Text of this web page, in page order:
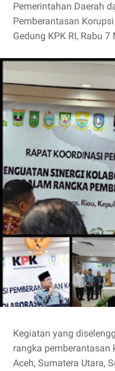
Pemerintahan Daerah
Pemberantasan
Gedung KPK RI, Rabu 7
Kegiatan yang
rangka
Aceh, Sumatera Utara,